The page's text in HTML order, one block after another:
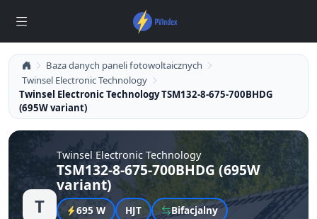
Baza danych paneli fotowoltaicznych
Twinsel Electronic Technology
Twinsel Electronic Technology TSM132-8-675-700BHDG
(695W variant)
T
Twinsel Electronic Technology
TSM132-8-675-700BHDG (695W
variant)
695 W HJT Bifacjalny